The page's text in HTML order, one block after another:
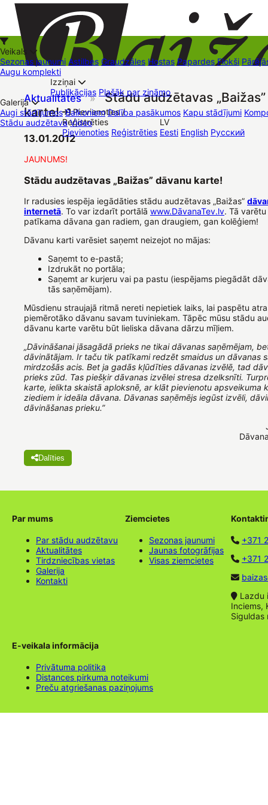
+37126545879 baizas@baizas.lv
Pievienoties /
Reģistrēties
Pievienoties Reģistrēties
LV
Eesti English Русский
Veikals
Sezonas jaunumi Astilbes Graudzāles Hostas Papardes Flokši
Augu komplekti
Kā iepirkties
Izziņai
Publikācijas Plašāk par zināmo
Galerija
Augi stādījumos Balkoniem Dalība pasākumos Kapu stādījumi
Stādu audzētava Video
Tirdzniecības vietas Kontakti Dāvanu kartes Augu komplekti
Aktualitātes » Stādu audzētavas
karte!
13.01.2012
JAUNUMS!
Stādu audzētavas „Baižas” dāvanu karte!
Ir radusies iespēja iegādāties stādu audzētavas „Baižas”
internetā. To var izdarīt portālā www.DāvanaTev.lv. Tā
patīkama dāvana gan radiem, gan draugiem, gan kolēģiem!
Dāvanu karti varēsiet saņemt neizejot no mājas:
Saņemt to e-pastā;
Izdrukāt no portāla;
Saņemt ar kurjeru vai pa pastu (iespējams piegādāt
tās saņēmējam).
Mūsdienu straujajā ritmā nereti nepietiek laiks, lai paspētu
piemērotāko dāvanu savam tuviniekam. Tāpēc mūsu stādu
dāvanu karte varētu būt lieliska dāvana dārzu mīļiem.
„Dāvināšanai jāsagādā prieks ne tikai dāvanas saņēmējam,
dāvinātājam. Ir taču tik patīkami redzēt smaidus un dāvanas
mirdzošās acis. Bet ja gadās kļūdīties dāvanas izvēlē, tad
prieks zūd. Tas piešķir dāvanas izvēlei stresa dzelksnīti.
karte, ielikta skaistā aploksnē, ar klāt pievienotu apsveikuma
ziediem ir ideāla dāvana. Dāvanas saņēmējs iegūst izvēli,
dāvināšanas prieku.”
Dalīties
Par mums
Par stādu audzētavu
Aktualitātes
Tirdzniecības vietas
Galerija
Kontakti
Ziemcietes
Sezonas jaunumi
Jaunas fotogrāfijas
Visas ziemcietes
+371
+371
Lazdu
Inciems,
Siguldas
E-veikala informācija
Privātuma politika
Distances pirkuma noteikumi
Preču atgriešanas paziņojums